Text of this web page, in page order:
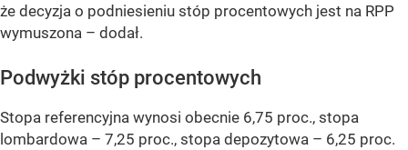
że decyzja o podniesieniu stóp procentowych jest na RPP
wymuszona – dodał.
Podwyżki stóp procentowych
Stopa referencyjna wynosi obecnie 6,75 proc., stopa
lombardowa – 7,25 proc., stopa depozytowa – 6,25 proc.